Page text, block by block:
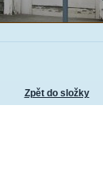
Zpět do složky